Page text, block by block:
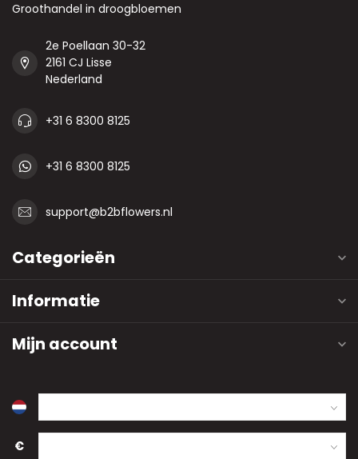
Groothandel in droogbloemen
2e Poellaan 30-32
2161 CJ Lisse
Nederland
+31 6 8300 8125
+31 6 8300 8125
support@b2bflowers.nl
Categorieën
Informatie
Mijn account
€